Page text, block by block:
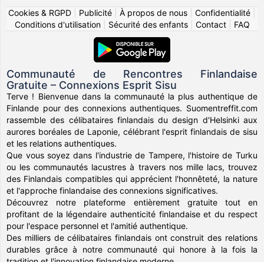
Cookies & RGPD
Publicité À propos de nous Confidentialité
Conditions d'utilisation| Sécurité des enfants| Contact| FAQ
Communauté de Rencontres Finlandaise
Gratuite – Connexions Esprit Sisu
Terve ! Bienvenue dans la communauté la plus authentique de
Finlande pour des connexions authentiques. Suomentreffit.com
rassemble des célibataires finlandais du design d'Helsinki aux
aurores boréales de Laponie, célébrant l'esprit finlandais de sisu
et les relations authentiques.
Que vous soyez dans l'industrie de Tampere, l'histoire de Turku
ou les communautés lacustres à travers nos mille lacs, trouvez
des Finlandais compatibles qui apprécient l'honnêteté, la nature
et l'approche finlandaise des connexions significatives.
Découvrez notre plateforme entièrement gratuite tout en
profitant de la légendaire authenticité finlandaise et du respect
pour l'espace personnel et l'amitié authentique.
Des milliers de célibataires finlandais ont construit des relations
durables grâce à notre communauté qui honore à la fois la